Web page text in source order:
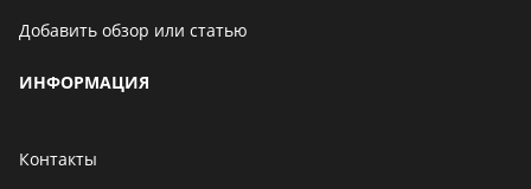
Добавить обзор или статью
ИНФОРМАЦИЯ
Контакты